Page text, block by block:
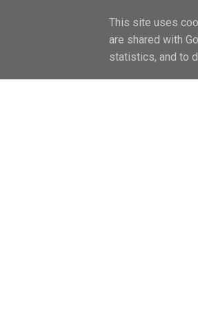
FŐOLDAL /
This site uses
are shared with
statistics, and to